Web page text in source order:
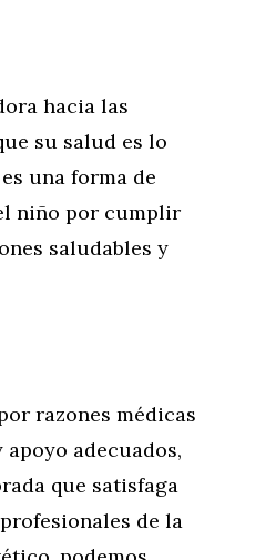
hacia las
su salud es lo
una forma de
niño por cumplir
saludables y
razones médicas
adecuados,
que satisfaga
de la